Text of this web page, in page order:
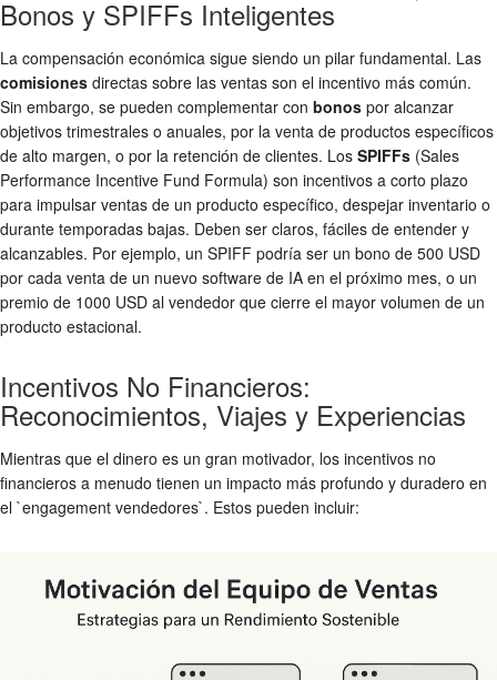
Bonos y SPIFFs Inteligentes
La compensación económica sigue siendo un pilar fundamental. Las
comisiones directas sobre las ventas son el incentivo más común.
Sin embargo, se pueden complementar con bonos por alcanzar
objetivos trimestrales o anuales, por la venta de productos específicos
de alto margen, o por la retención de clientes. Los SPIFFs (Sales
Performance Incentive Fund Formula) son incentivos a corto plazo
para impulsar ventas de un producto específico, despejar inventario o
durante temporadas bajas. Deben ser claros, fáciles de entender y
alcanzables. Por ejemplo, un SPIFF podría ser un bono de 500 USD
por cada venta de un nuevo software de IA en el próximo mes, o un
premio de 1000 USD al vendedor que cierre el mayor volumen de un
producto estacional.
Incentivos No Financieros:
Reconocimientos, Viajes y Experiencias
Mientras que el dinero es un gran motivador, los incentivos no
financieros a menudo tienen un impacto más profundo y duradero en
el `engagement vendedores`. Estos pueden incluir: